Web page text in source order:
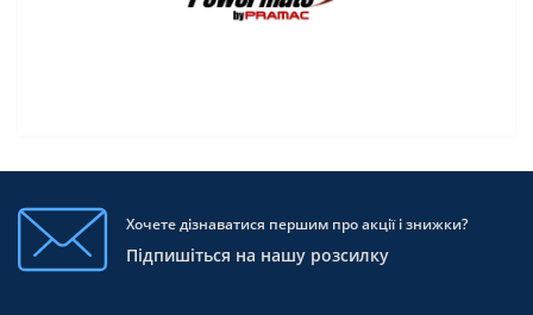
Хочете дізнаватися першим про акції і знижки?
Підпишіться на нашу розсилку